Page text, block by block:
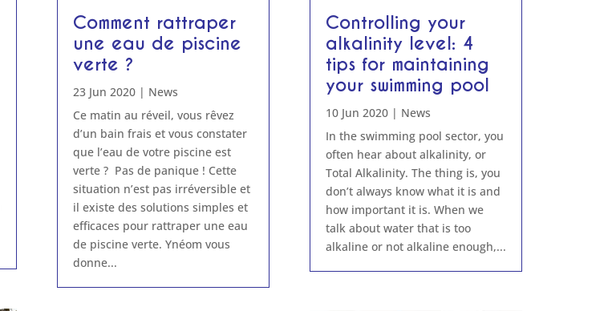
Comment rattraper
une eau de piscine
verte ?
23 Jun 2020| News
Ce matin au réveil, vous rêvez
d’un bain frais et vous constater
que l’eau de votre piscine est
verte ? Pas de panique ! Cette
situation n’est pas irréversible et
il existe des solutions simples et
efficaces pour rattraper une eau
de piscine verte. Ynéom vous
donne...
Controlling your
alkalinity level: 4
tips for maintaining
your swimming pool
10 Jun 2020| News
In the swimming pool sector, you
often hear about alkalinity, or
Total Alkalinity. The thing is, you
don’t always know what it is and
how important it is. When we
talk about water that is too
alkaline or not alkaline enough,...